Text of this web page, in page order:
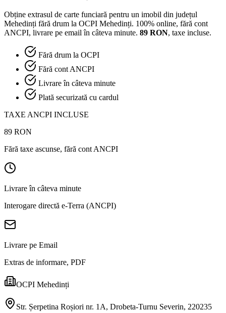
Obține extrasul de carte funciară pentru un imobil din județul
Mehedinți fără drum la OCPI Mehedinți. 100% online, fără cont
ANCPI, livrare pe email în câteva minute. 89 RON, taxe incluse.
Fără drum la OCPI
Fără cont ANCPI
Livrare în câteva minute
Plată securizată cu cardul
TAXE ANCPI INCLUSE
89 RON
Fără taxe ascunse, fără cont ANCPI
Livrare în câteva minute
Interogare directă e-Terra (ANCPI)
Livrare pe Email
Extras de informare, PDF
OCPI Mehedinți
Str. Șerpetina Roșiori nr. 1A, Drobeta-Turnu Severin, 220235